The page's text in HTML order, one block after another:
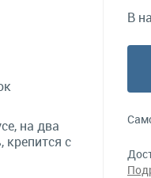
на два
крепится с
В